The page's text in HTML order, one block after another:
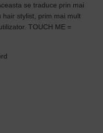
se traduce prin mai
stylist, prim mai mult
TOUCH ME =